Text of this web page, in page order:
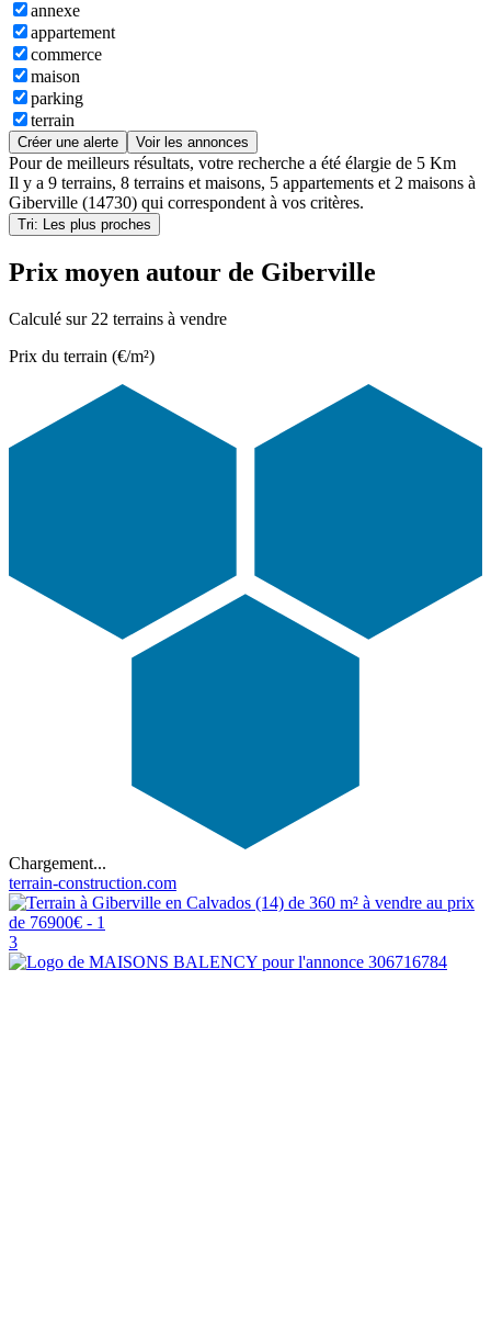
annexe
appartement
commerce
maison
parking
terrain
Créer une alerte Voir les annonces
Pour de meilleurs résultats, votre recherche a été élargie de 5 Km
Il y a 9 terrains, 8 terrains et maisons, 5 appartements et 2 maisons à
Giberville (14730) qui correspondent à vos critères.
Tri: Les plus proches
Prix moyen autour de Giberville
Calculé sur 22 terrains à vendre
Prix du terrain (€/m²)
Chargement...
terrain-construction.com
3